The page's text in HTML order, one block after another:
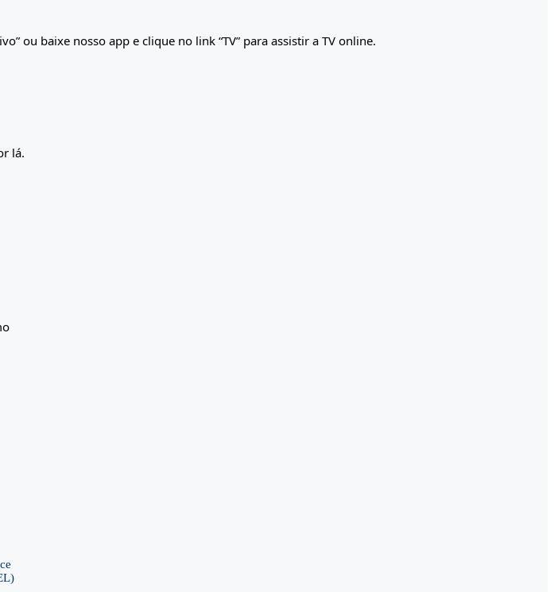
ou baixe nosso app e clique no link “TV” para assistir a TV online.
lá.